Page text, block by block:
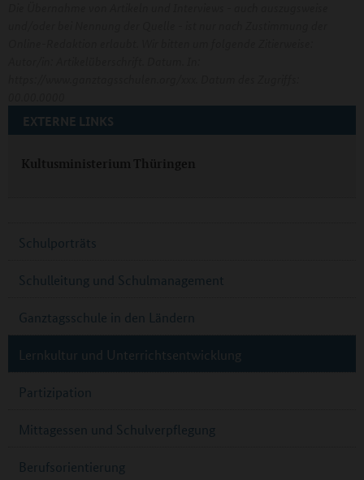
EXTERNE LINKS
Kultusministerium Thüringen
Schulporträts
Schulleitung und Schulmanagement
Ganztagsschule in den Ländern
Lernkultur und Unterrichtsentwicklung
Partizipation
Mittagessen und Schulverpflegung
Berufsorientierung